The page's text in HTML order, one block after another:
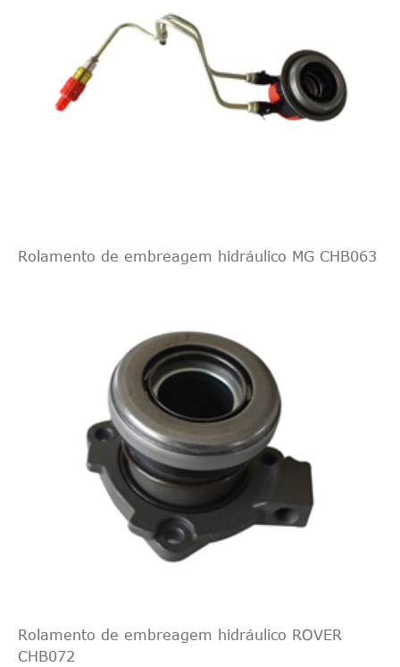
Rolamento de embreagem hidráulico MG CHB063
Rolamento de embreagem hidráulico ROVER
CHB072